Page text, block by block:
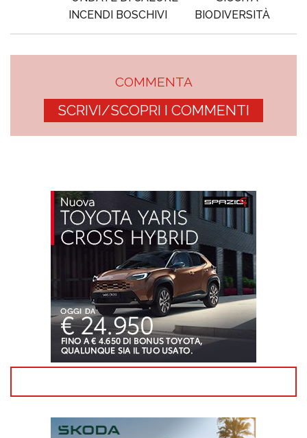
INCENDI BOSCHIVI
BIODIVERSITÀ
COMMENTA
SCRIVI/SCOPRI I COMMENTI